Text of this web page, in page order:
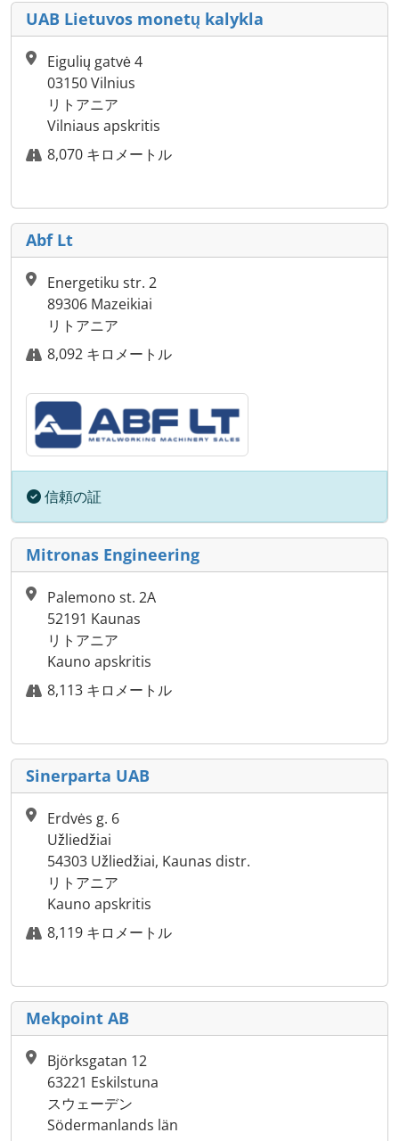
UAB Lietuvos monetų kalykla
Eigulių gatvė 4
03150 Vilnius
リトアニア
Vilniaus apskritis
8,070 キロメートル
Abf Lt
Energetiku str. 2
89306 Mazeikiai
リトアニア
8,092 キロメートル
信頼の証
Mitronas Engineering
Palemono st. 2A
52191 Kaunas
リトアニア
Kauno apskritis
8,113 キロメートル
Sinerparta UAB
Erdvės g. 6
Užliedžiai
54303 Užliedžiai, Kaunas distr.
リトアニア
Kauno apskritis
8,119 キロメートル
Mekpoint AB
Björksgatan 12
63221 Eskilstuna
スウェーデン
Södermanlands län